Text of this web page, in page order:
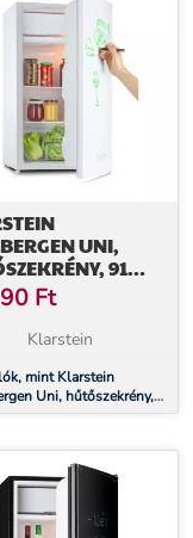
UNI,
91
10 LITER
E
Ft
Klarstein
mint Klarstein
Uni, hűtőszekrény,
10 liter fagyasztórekesz,